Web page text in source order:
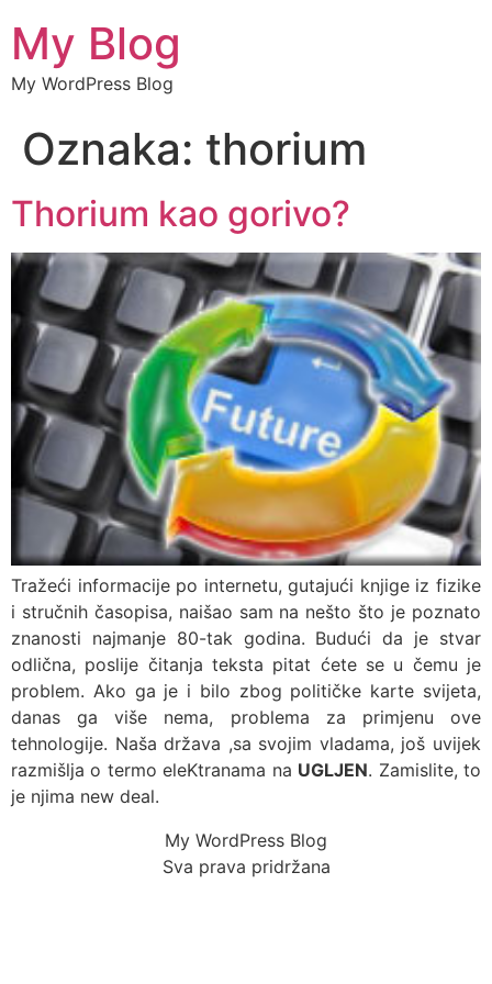
My Blog
My WordPress Blog
Oznaka: thorium
Thorium kao gorivo?
Tražeći informacije po internetu, gutajući knjige iz fizike
i stručnih časopisa, naišao sam na nešto što je poznato
znanosti najmanje 80-tak godina. Budući da je stvar
odlična, poslije čitanja teksta pitat ćete se u čemu je
problem. Ako ga je i bilo zbog političke karte svijeta,
danas ga više nema, problema za primjenu ove
tehnologije. Naša država ,sa svojim vladama, još uvijek
razmišlja o termo eleKtranama na UGLJEN. Zamislite, to
je njima new deal.
My WordPress Blog
Sva prava pridržana